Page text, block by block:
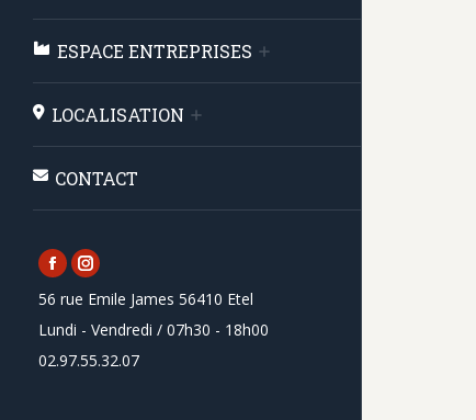
ESPACE ENTREPRISES
LOCALISATION
CONTACT
Facebook
page
opens
in
Instagram
page
opens
in
56 rue Emile James 56410 Etel
Lundi - Vendredi / 07h30 - 18h00
02.97.55.32.07